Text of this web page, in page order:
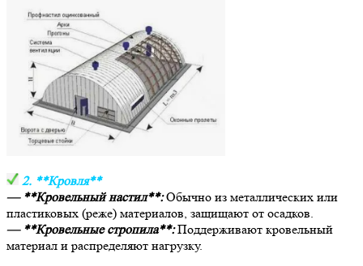
2. **Кровля**
— **Кровельный настил**: Обычно из металлических или
пластиковых (реже) материалов, защищают от осадков.
— **Кровельные стропила**: Поддерживают кровельный
материал и распределяют нагрузку.